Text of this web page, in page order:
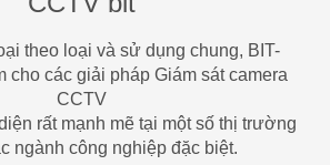
theo loại và sử dụng chung, BIT-
cho các giải pháp Giám sát camera
CCTV
rất mạnh mẽ tại một số thị trường
ngành công nghiệp đặc biệt.